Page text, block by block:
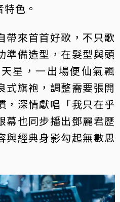
色。
帶來首首好歌，不只歌
準備造型，在髮型與頭
星，一出場便仙氣飄
式旗袍，調整需要張開
，深情獻唱「我只在乎
幕也同步播出鄧麗君歷
與經典身影勾起無數思